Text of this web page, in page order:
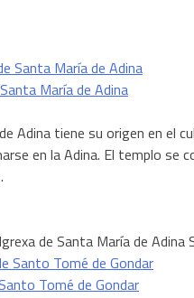
María de Adina
Adina tiene su origen en el
en la Adina. El templo se
Igrexa de Santa María de Adina
Tomé de Gondar